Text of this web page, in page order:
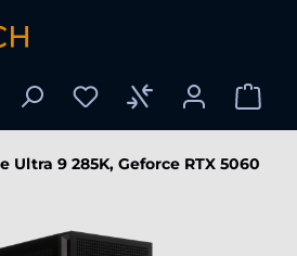
Ultra 9 285K, Geforce RTX 5060